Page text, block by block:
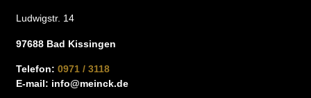
Ludwigstr. 14
97688 Bad Kissingen
Telefon: 0971 / 3118
E-mail: info@meinck.de